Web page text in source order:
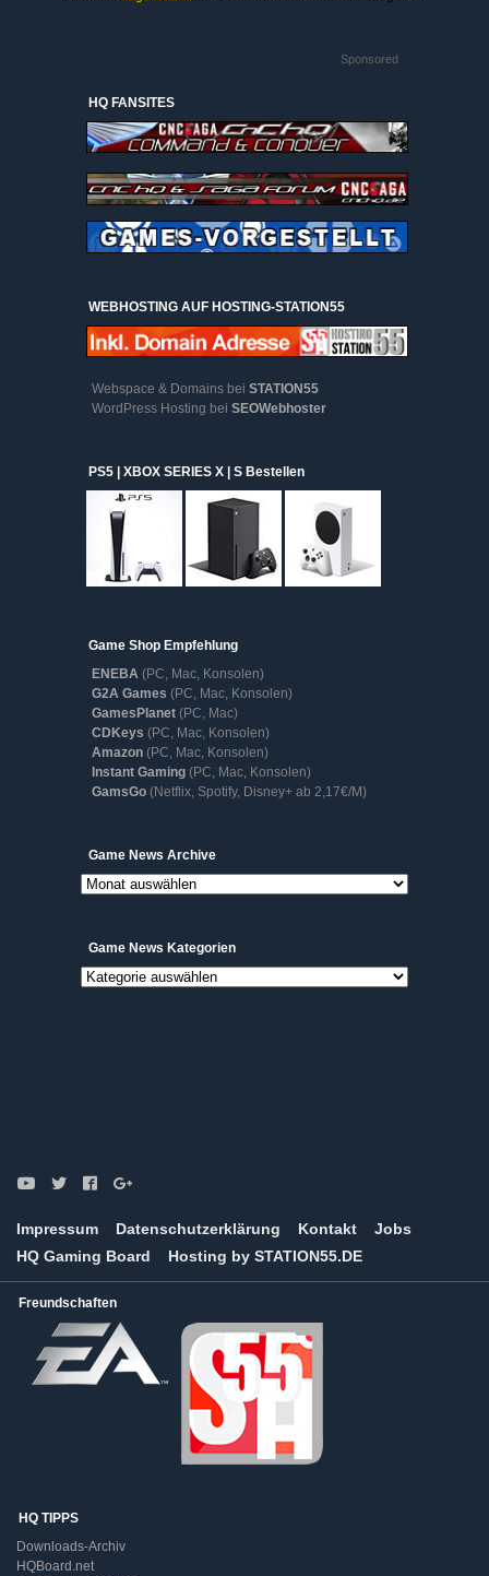
Sponsored
HQ FANSITES
WEBHOSTING AUF HOSTING-STATION55
Webspace & Domains bei STATION55
WordPress Hosting bei SEOWebhoster
PS5 | XBOX SERIES X | S Bestellen
Game Shop Empfehlung
ENEBA (PC, Mac, Konsolen)
G2A Games (PC, Mac, Konsolen)
GamesPlanet (PC, Mac)
CDKeys (PC, Mac, Konsolen)
Amazon (PC, Mac, Konsolen)
Instant Gaming (PC, Mac, Konsolen)
GamsGo (Netflix, Spotify, Disney+ ab 2,17€/M)
Game News ArchiveGame
News
Archive
Game News Kategorien
Game
Impressum Datenschutzerklärung Kontakt
Jobs
HQ Gaming Board
Hosting by STATION55.DE
Freundschaften
HQ TIPPS
Downloads-Archiv
HQBoard.net